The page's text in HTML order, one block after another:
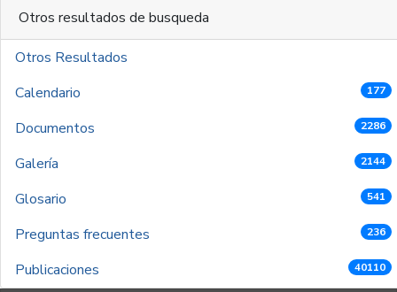
Otros resultados de busqueda
Otros Resultados
Calendario
177
Documentos 2286
Galería 2144
Glosario 541
Preguntas frecuentes 236
Publicaciones 40110